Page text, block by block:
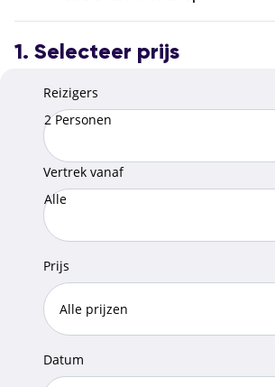
1. Selecteer prijs
Reizigers
2 Personen
Vertrek vanaf
Alle
Prijs
Datum